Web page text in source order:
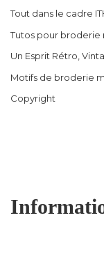
Tout dans le cadre
Tutos pour broderie
Un Esprit Rétro,
Motifs de broderie
Copyright